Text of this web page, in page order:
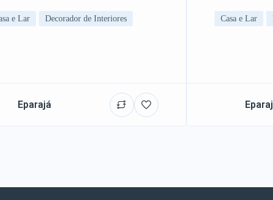
e Lar Decorador de Interiores
Eparajá
Casa e Lar